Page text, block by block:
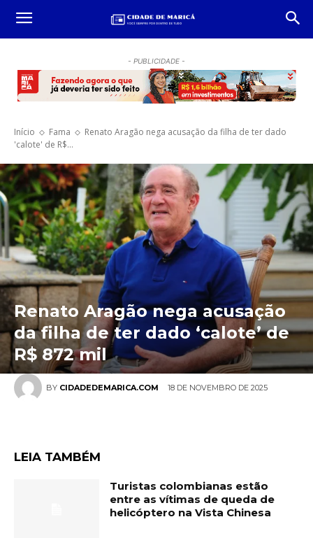
- PUBLICIDADE -
Início Fama
Renato Aragão nega acusação da filha de ter dado
'calote' de R$...
BY CIDADEDEMARICA.COM 18 DE NOVEMBRO DE 2025
Renato Aragão nega acusação
da filha de ter dado ‘calote’ de
R$ 872 mil
LEIA TAMBÉM
Turistas colombianas estão
entre as vítimas de queda de
helicóptero na Vista Chinesa